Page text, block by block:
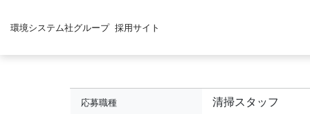
環境システム社グループ 採用サイト
応募職種 清掃スタッフ